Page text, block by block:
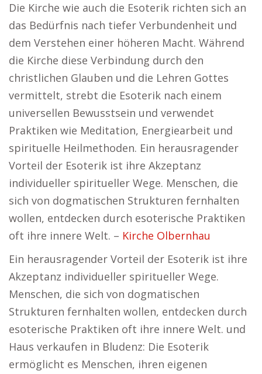
Die Kirche wie auch die Esoterik richten sich an
das Bedürfnis nach tiefer Verbundenheit und
dem Verstehen einer höheren Macht. Während
die Kirche diese Verbindung durch den
christlichen Glauben und die Lehren Gottes
vermittelt, strebt die Esoterik nach einem
universellen Bewusstsein und verwendet
Praktiken wie Meditation, Energiearbeit und
spirituelle Heilmethoden. Ein herausragender
Vorteil der Esoterik ist ihre Akzeptanz
individueller spiritueller Wege. Menschen, die
sich von dogmatischen Strukturen fernhalten
wollen, entdecken durch esoterische Praktiken
oft ihre innere Welt. – Kirche Olbernhau
Ein herausragender Vorteil der Esoterik ist ihre
Akzeptanz individueller spiritueller Wege.
Menschen, die sich von dogmatischen
Strukturen fernhalten wollen, entdecken durch
esoterische Praktiken oft ihre innere Welt. und
Haus verkaufen in Bludenz: Die Esoterik
ermöglicht es Menschen, ihren eigenen